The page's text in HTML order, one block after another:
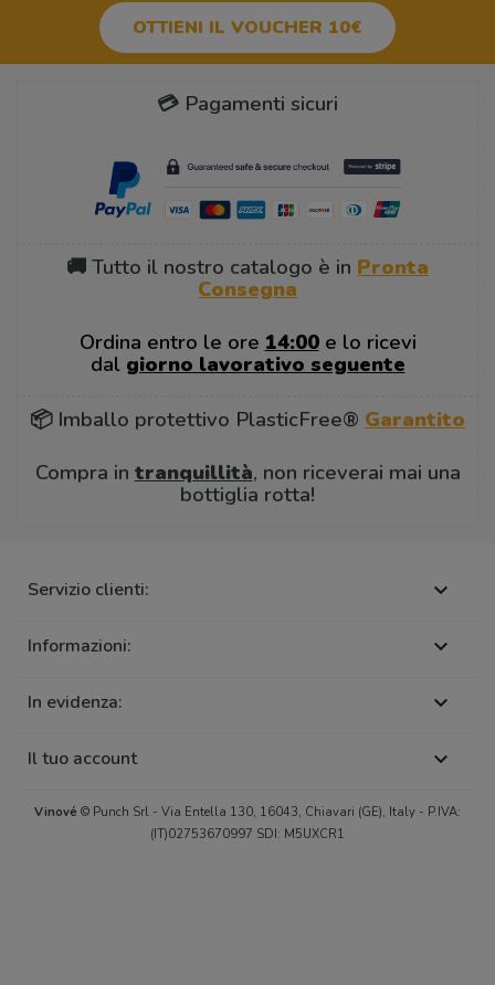
OTTIENI IL VOUCHER 10€
💳 Pagamenti sicuri
🚚 Tutto il nostro catalogo è in Pronta
Consegna
Ordina entro le ore 14:00e lo ricevi
dal giorno lavorativo seguente
📦 Imballo protettivo PlasticFree® Garantito
Compra in tranquillità, non riceverai mai una
bottiglia rotta!
Servizio clienti: 
Informazioni: 
In evidenza: 
Il tuo account 
Vinové © Punch Srl - Via Entella 130, 16043, Chiavari (GE), Italy - P.IVA:
(IT)02753670997 SDI: M5UXCR1